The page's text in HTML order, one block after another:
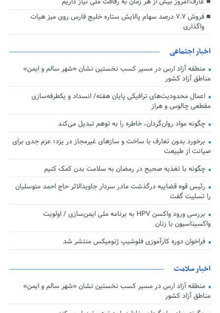
فروش ۷.۷ درصد سهام پالایش ستاره خلیج فارس روی میز هیات
واگذاری
اخبار اجتماعی
منطقه آزاد ارس در مسیر کسب نخستین نشان «شهر سالم و ایمن»
مناطق آزاد کشور
اعمال محدودیت‌های ترافیکی پایان هفته/ انسداد و یکطرفه‌سازی
مقطعی چالوس و هراز
چگونه مواد روان‌گردان، خاطره را به توهم تبدیل می‌کند
برخورد بدون تعارف با ساخت‌ و سازهای غیرمجاز در یزد؛ عزم جدی برای
صیانت از طبیعت
چگونه با تغذیه صحیح در رمضان به سلامت بدن کمک کنیم
رئیس قوه قضاییه درگذشت مادر سردار جاویدالاثر حاج احمد متوسلیان
را تسلیت گفت
بررسی ورود واکسن HPV به برنامه ملی ایمن‌سازی / اولویت
واکسیناسیون با زنان
فراخوان دوره کارآموزی فلوشیپ ژنومیکس منتشر شد
اخبار سلامت
منطقه آزاد ارس در مسیر کسب نخستین نشان «شهر سالم و ایمن»
مناطق آزاد کشور